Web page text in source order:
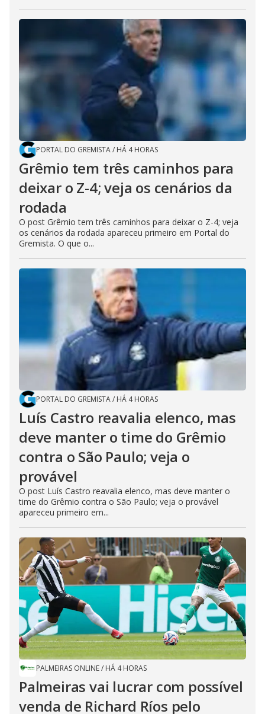
PORTAL DO GREMISTA/ HÁ 4 HORAS
Grêmio tem três caminhos para
deixar o Z-4; veja os cenários da
rodada
O post Grêmio tem três caminhos para deixar o Z-4; veja
os cenários da rodada apareceu primeiro em Portal do
Gremista. O que o...
PORTAL DO GREMISTA/ HÁ 4 HORAS
Luís Castro reavalia elenco, mas
deve manter o time do Grêmio
contra o São Paulo; veja o
provável
O post Luís Castro reavalia elenco, mas deve manter o
time do Grêmio contra o São Paulo; veja o provável
apareceu primeiro em...
PALMEIRAS ONLINE/ HÁ 4 HORAS
Palmeiras vai lucrar com possível
venda de Richard Ríos pelo